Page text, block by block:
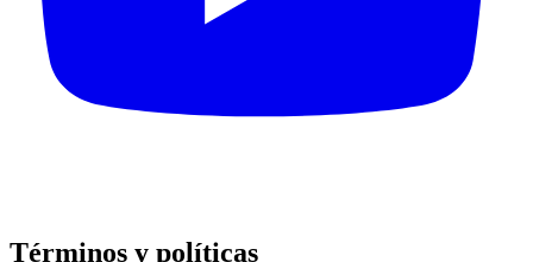
Términos y políticas